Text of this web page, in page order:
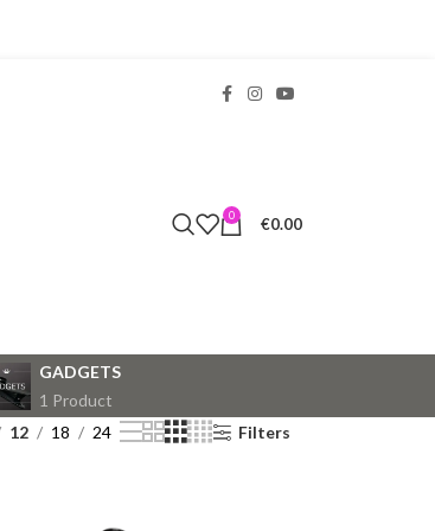
0 €0.00
GADGETS
1 Product
12 18 24 Filters